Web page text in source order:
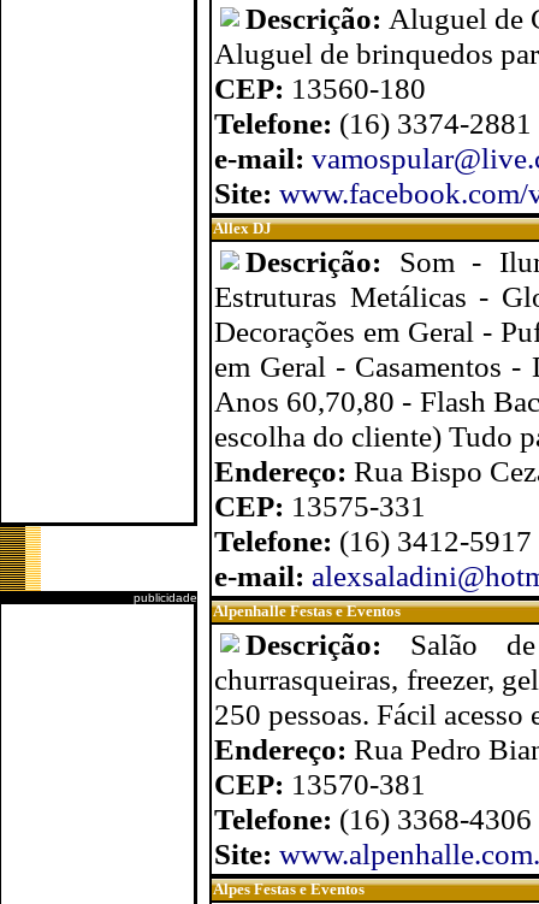
publicidade
Descrição: Aluguel de
Aluguel de brinquedos
CEP: 13560-180
Telefone: (16) 3374-
e-mail:
Site: www.facebook.com/
Allex DJ
Descrição: Som -
Estruturas Metálicas -
Decorações em Geral -
em Geral - Casamentos
Anos 60,70,80 - Flash
escolha do cliente) Tudo
Endereço: Rua Bispo
CEP: 13575-331
Telefone: (16) 3412-
e-mail:
Alpenhalle Festas e Eventos
Descrição: Salão
churrasqueiras, freezer,
250 pessoas. Fácil
Endereço: Rua Pedro
CEP: 13570-381
Telefone: (16) 3368-
Site:
Alpes Festas e Eventos